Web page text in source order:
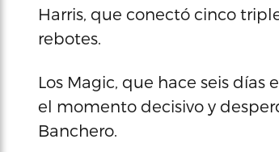
Harris, que conectó cinco
rebotes.
Los Magic, que hace seis días
el momento decisivo y
Banchero.